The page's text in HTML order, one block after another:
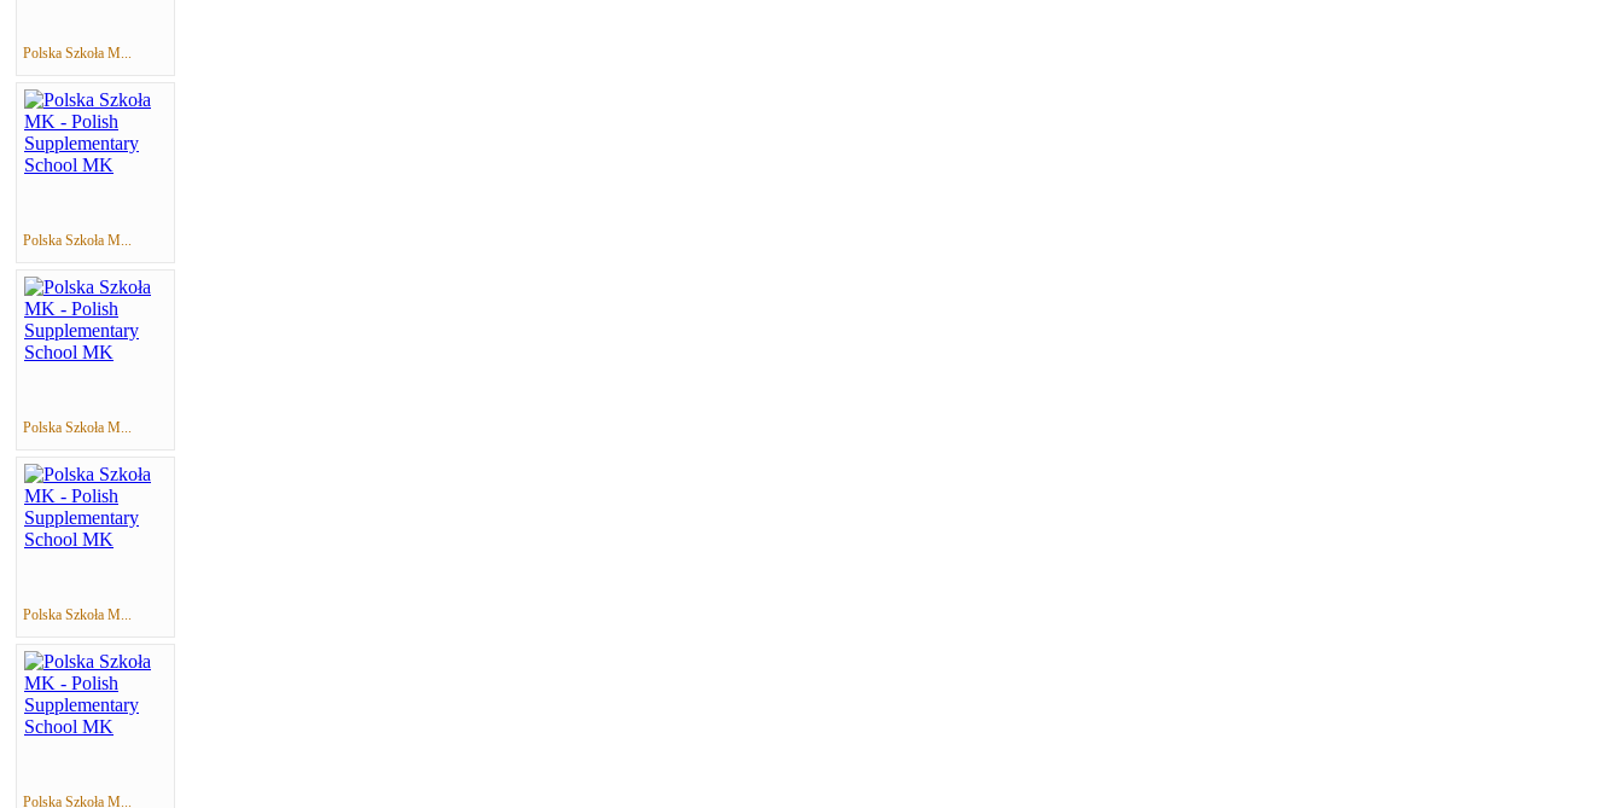
Polska Szkoła M...
Polska Szkoła M...
Polska Szkoła M...
Polska Szkoła M...
Polska Szkoła M...